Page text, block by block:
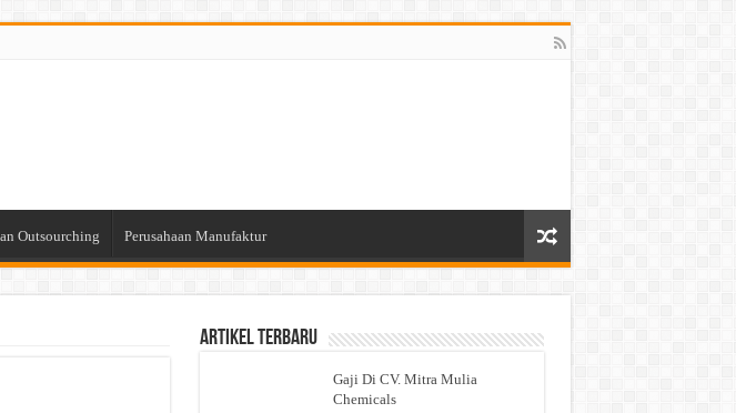
Outsourching Perusahaan Manufaktur
Artikel Terbaru
Gaji Di CV. Mitra Mulia
Chemicals